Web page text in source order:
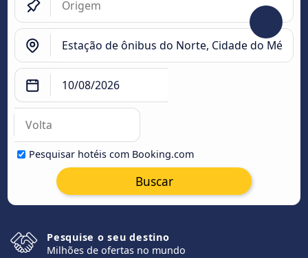
Pesquisar hotéis com Booking.com
Buscar
Pesquise o seu destino
Milhões de ofertas no mundo